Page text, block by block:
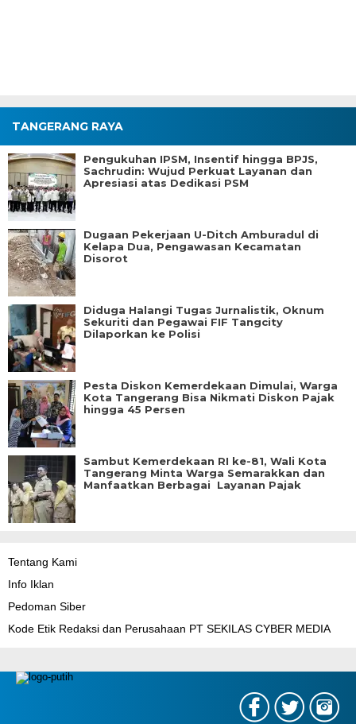
TANGERANG RAYA
Pengukuhan IPSM, Insentif hingga BPJS,
Sachrudin: Wujud Perkuat Layanan dan
Apresiasi atas Dedikasi PSM
Dugaan Pekerjaan U-Ditch Amburadul di
Kelapa Dua, Pengawasan Kecamatan
Disorot
Diduga Halangi Tugas Jurnalistik, Oknum
Sekuriti dan Pegawai FIF Tangcity
Dilaporkan ke Polisi
Pesta Diskon Kemerdekaan Dimulai, Warga
Kota Tangerang Bisa Nikmati Diskon Pajak
hingga 45 Persen
Sambut Kemerdekaan RI ke-81, Wali Kota
Tangerang Minta Warga Semarakkan dan
Manfaatkan Berbagai Layanan Pajak
Tentang Kami
Info Iklan
Pedoman Siber
Kode Etik Redaksi dan Perusahaan PT SEKILAS CYBER MEDIA